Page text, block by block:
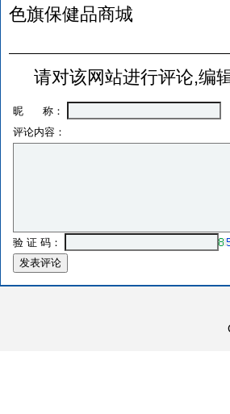
色旗保健品商城
请对该网站进行评论,编
昵 称：
评论内容：
验 证 码：